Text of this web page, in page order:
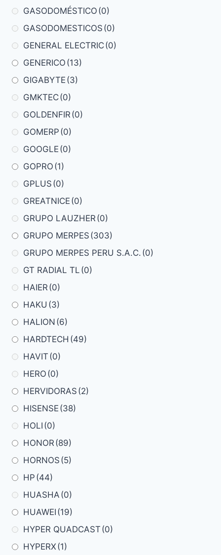
GASODOMÉSTICO (0)
GASODOMESTICOS (0)
GENERAL ELECTRIC(0)
GENERICO (13)
GIGABYTE (3)
GMKTEC(0)
GOLDENFIR (0)
GOMERP (0)
GOOGLE (0)
GOPRO (1)
GPLUS (0)
GREATNICE (0)
GRUPO LAUZHER (0)
GRUPO MERPES (303)
GRUPO MERPES PERU S.A.C. (0)
GT RADIAL TL (0)
HAIER (0)
HAKU (3)
HALION (6)
HARDTECH (49)
HAVIT (0)
HERO (0)
HERVIDORAS (2)
HISENSE (38)
HOLI (0)
HONOR (89)
HORNOS (5)
HP (44)
HUASHA (0)
HUAWEI (19)
HYPER QUADCAST (0)
HYPERX(1)